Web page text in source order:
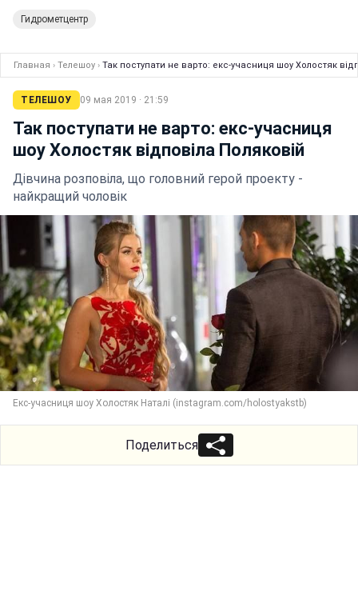
Гидрометцентр
Главная › Телешоу › Так поступати не варто: екс-учасниця шоу Холостяк
ТЕЛЕШОУ 09 мая 2019 · 21:59
Так поступати не варто: екс-учасниця
шоу Холостяк відповіла Поляковій
Дівчина розповіла, що головний герой проекту -
найкращий чоловік
Екс-учасниця шоу Холостяк Наталі (instagram.com/holostyakstb)
Поделиться